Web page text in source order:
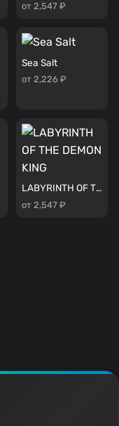
от 2,547 ₽
Sea Salt
от 2,226 ₽
LABYRINTH OF THE DEMON KING
от 2,547 ₽